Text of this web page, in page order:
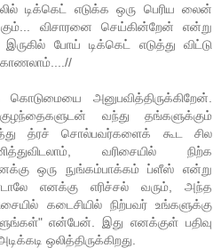
டிக்கெட் எடுக்க ஒரு பெரிய லைன்
விசாரனை செய்கின்றேன் என்று
போய் டிக்கெட் எடுத்து விட்டு
காணலாம்....//
அனுபவித்திருக்கிறேன்.
வந்து தங்களுக்கும்
த்ரச் சொல்பவர்களைக் கூட சில
வரிசையில் நிற்க
ஒரு நுங்கம்பாக்கம் ப்ளீஸ் என்று
எனக்கு எரிச்சல் வரும், அந்த
கடைசியில் நிற்பவர் உங்களுக்கு
என்பேன். இது எனக்குள் பதிவு
ஒலித்திருக்கிறது.